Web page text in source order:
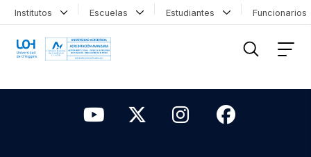
Institutos Escuelas Estudiantes